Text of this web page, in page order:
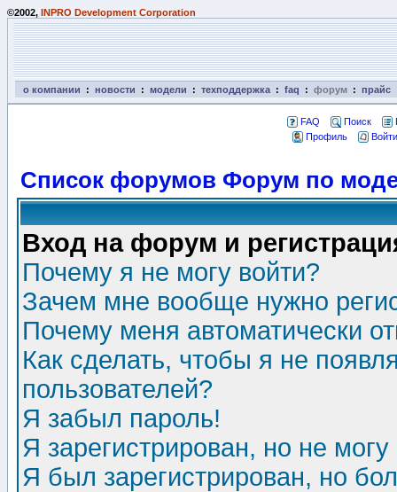
©2002, INPRO Development Corporation
о компании : новости : модели : техподдержка : faq : форум : прайс
FAQ Поиск
Профиль
Список форумов Форум по
Вход на форум и
Почему я не могу войти?
Зачем мне вообще нужно
Почему меня автоматически
Как сделать, чтобы я не
пользователей?
Я забыл пароль!
Я зарегистрирован, но не могу
Я был зарегистрирован, но